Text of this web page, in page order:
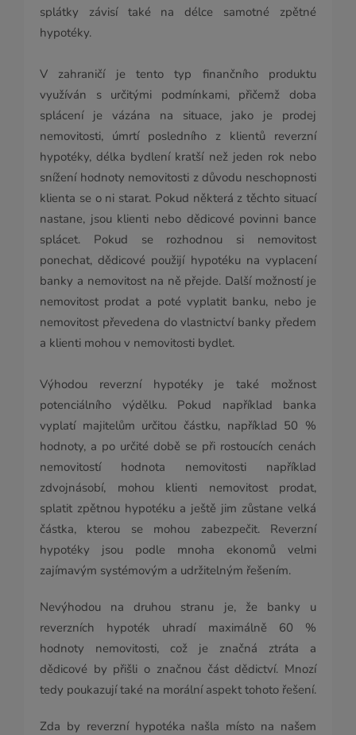
splátky závisí také na délce samotné zpětné
hypotéky.
V zahraničí je tento typ finančního produktu
využíván s určitými podmínkami, přičemž doba
splácení je vázána na situace, jako je prodej
nemovitosti, úmrtí posledního z klientů reverzní
hypotéky, délka bydlení kratší než jeden rok nebo
snížení hodnoty nemovitosti z důvodu neschopnosti
klienta se o ni starat. Pokud některá z těchto situací
nastane, jsou klienti nebo dědicové povinni bance
splácet. Pokud se rozhodnou si nemovitost
ponechat, dědicové použijí hypotéku na vyplacení
banky a nemovitost na ně přejde. Další možností je
nemovitost prodat a poté vyplatit banku, nebo je
nemovitost převedena do vlastnictví banky předem
a klienti mohou v nemovitosti bydlet.
Výhodou reverzní hypotéky je také možnost
potenciálního výdělku. Pokud například banka
vyplatí majitelům určitou částku, například 50 %
hodnoty, a po určité době se při rostoucích cenách
nemovitostí hodnota nemovitosti například
zdvojnásobí, mohou klienti nemovitost prodat,
splatit zpětnou hypotéku a ještě jim zůstane velká
částka, kterou se mohou zabezpečit. Reverzní
hypotéky jsou podle mnoha ekonomů velmi
zajímavým systémovým a udržitelným řešením.
Nevýhodou na druhou stranu je, že banky u
reverzních hypoték uhradí maximálně 60 %
hodnoty nemovitosti, což je značná ztráta a
dědicové by přišli o značnou část dědictví. Mnozí
tedy poukazují také na morální aspekt tohoto řešení.
Zda by reverzní hypotéka našla místo na našem